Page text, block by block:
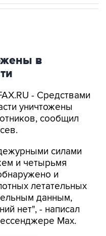
в
- Средствами
уничтожены
сообщил
силами
и четырьмя
и
летательных
данным,
нет", - написал
Max.